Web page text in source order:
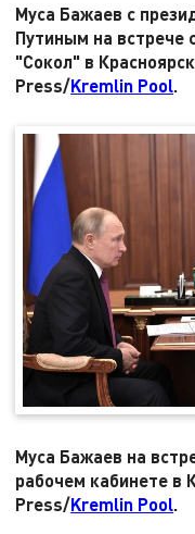
Муса Бажаев с
Путиным на встрече
"Сокол" в
Press/Kremlin Pool
Муса Бажаев на
рабочем кабинете в
Press/Kremlin Pool